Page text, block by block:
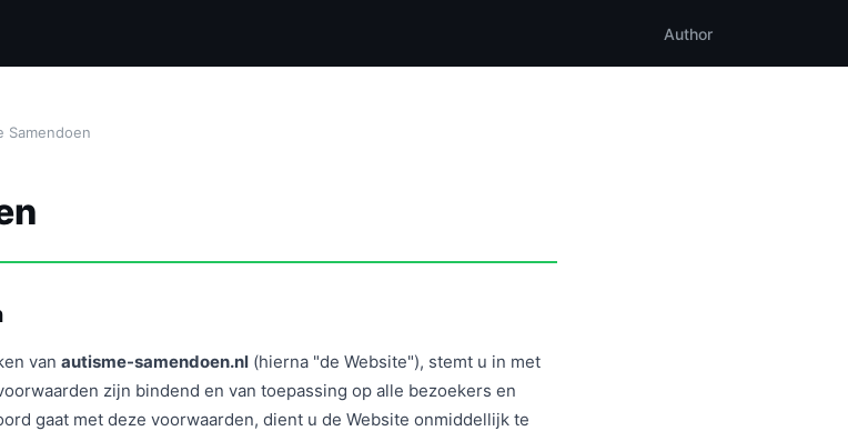
Author
Samendoen
van autisme-samendoen.nl (hierna "de Website"), stemt u in met
zijn bindend en van toepassing op alle bezoekers en
gaat met deze voorwaarden, dient u de Website onmiddellijk te